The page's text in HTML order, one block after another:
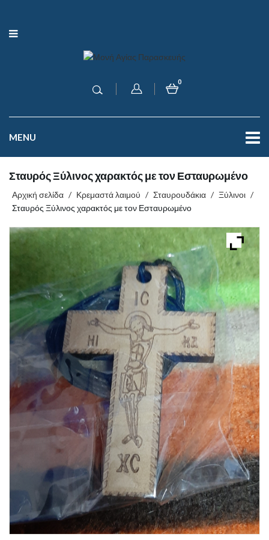
0
MENU
Σταυρός Ξύλινος χαρακτός με τον Εσταυρωμένο
Αρχική σελίδα / Κρεμαστά λαιμού / Σταυρουδάκια / Ξύλινοι /
Σταυρός Ξύλινος χαρακτός με τον Εσταυρωμένο